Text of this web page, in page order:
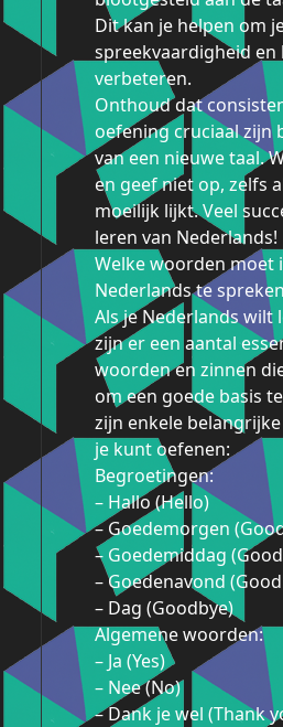
Dit kan je helpen om
spreekvaardigheid
verbeteren.
Onthoud dat
oefening cruciaal zijn
van een nieuwe taal.
en geef niet op, zelfs
moeilijk lijkt. Veel
leren van Nederlands!
Welke woorden moet
Nederlands te
Als je Nederlands wilt
zijn er een aantal
woorden en zinnen
om een goede basis
zijn enkele
je kunt oefenen:
Begroetingen:
– Hallo (Hello)
– Goedemorgen
– Goedemiddag
– Goedenavond
– Dag (Goodbye)
Algemene woorden:
– Ja (Yes)
– Nee (No)
– Dank je wel (Thank